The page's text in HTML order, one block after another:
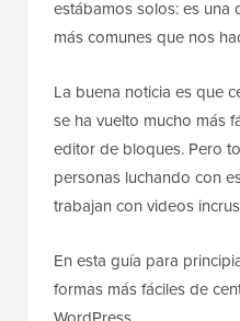
estábamos solos: es una
más comunes que nos
La buena noticia es que
se ha vuelto mucho más
editor de bloques. Pero
personas luchando con
trabajan con videos
En esta guía para
formas más fáciles de